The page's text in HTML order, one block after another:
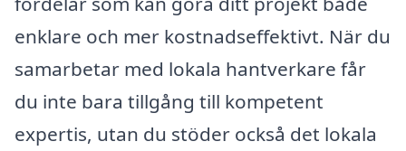
enklare och mer kostnadseffektivt. När du
samarbetar med lokala hantverkare får
du inte bara tillgång till kompetent
expertis, utan du stöder också det lokala